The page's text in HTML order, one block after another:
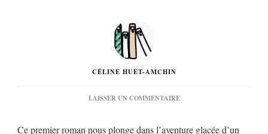
CÉLINE HUET-AMCHIN
LAISSER UN COMMENTAIRESUR
SVEN »
Ce premier roman nous plonge dans l’aventure glacée d’un